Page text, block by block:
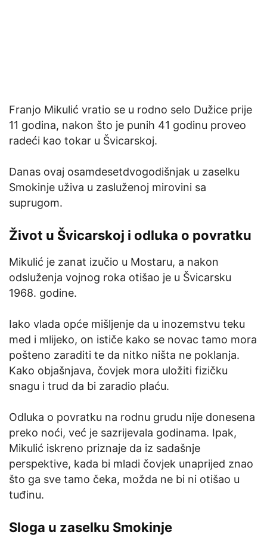
Franjo Mikulić vratio se u rodno selo Dužice prije
11 godina, nakon što je punih 41 godinu proveo
radeći kao tokar u Švicarskoj.
Danas ovaj osamdesetdvogodišnjak u zaselku
Smokinje uživa u zasluženoj mirovini sa
suprugom.
Život u Švicarskoj i odluka o povratku
Mikulić je zanat izučio u Mostaru, a nakon
odsluženja vojnog roka otišao je u Švicarsku
1968. godine.
Iako vlada opće mišljenje da u inozemstvu teku
med i mlijeko, on ističe kako se novac tamo mora
pošteno zaraditi te da nitko ništa ne poklanja.
Kako objašnjava, čovjek mora uložiti fizičku
snagu i trud da bi zaradio plaću.
Odluka o povratku na rodnu grudu nije donesena
preko noći, već je sazrijevala godinama. Ipak,
Mikulić iskreno priznaje da iz sadašnje
perspektive, kada bi mladi čovjek unaprijed znao
što ga sve tamo čeka, možda ne bi ni otišao u
tuđinu.
Sloga u zaselku Smokinje